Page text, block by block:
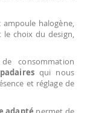
ampoule halogène,
le choix du design,
consommation
qui nous
et réglage de